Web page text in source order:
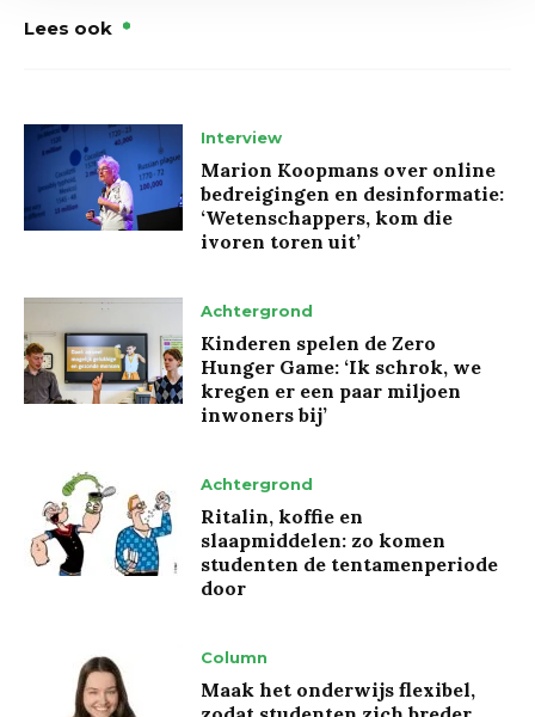
Lees ook
Interview
Marion Koopmans over online
bedreigingen en desinformatie:
‘Wetenschappers, kom die
ivoren toren uit’
Achtergrond
Kinderen spelen de Zero
Hunger Game: ‘Ik schrok, we
kregen er een paar miljoen
inwoners bij’
Achtergrond
Ritalin, koffie en
slaapmiddelen: zo komen
studenten de tentamenperiode
door
Column
Maak het onderwijs flexibel,